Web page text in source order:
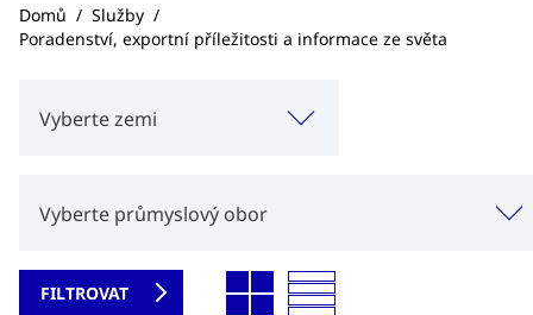
Domů / Služby /
Poradenství, exportní příležitosti a informace ze světa
Vyberte zemi
Vyberte průmyslový obor